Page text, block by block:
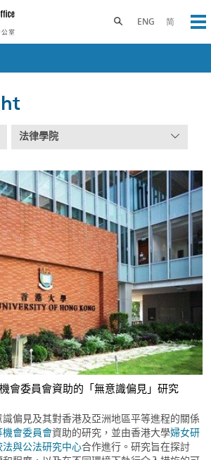
ENG 简
Toggle search panel
法律學院
會委員會資助的「無意識偏見」研究
識偏見及其對香港及亞洲地區平等進程的關係
機會委員會資助的研究，並由香港大學婦女研
法與公法研究中心合作進行。研究旨在探討